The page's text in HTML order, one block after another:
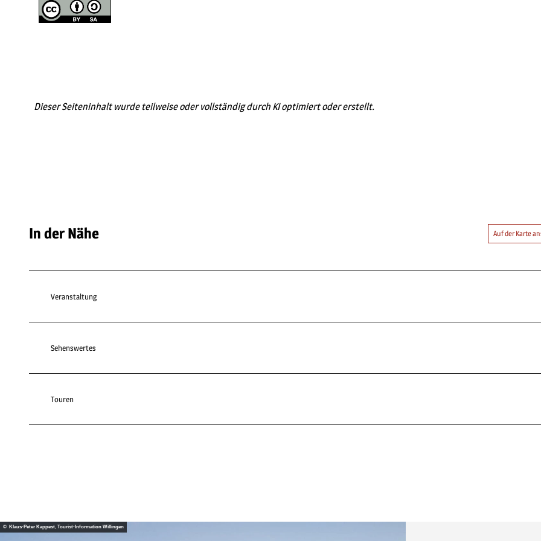
Dieser Seiteninhalt wurde teilweise oder vollständig durch KI optimiert oder erstellt.
In der Nähe Auf der Karte
Veranstaltung
Sehenswertes
Touren
© Klaus-Peter Kappest, Tourist-Information Willingen